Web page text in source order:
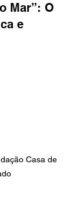
Mar”: O
e
Casa de